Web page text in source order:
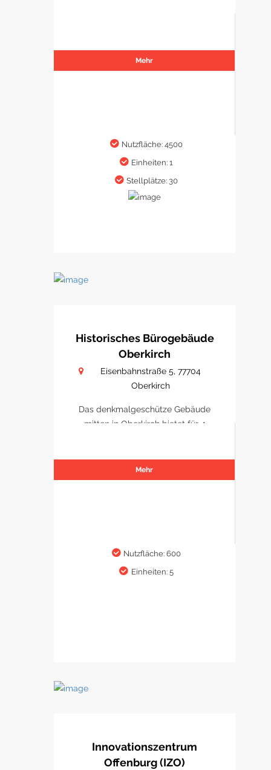
Mehr
Nutzfläche: 4500
Einheiten: 1
Stellplätze: 30
Historisches Bürogebäude
Oberkirch
Eisenbahnstraße 5, 77704
Oberkirch
Das denkmalgeschütze Gebäude
mitten in Oberkirch bietet für 4
Mehr
Nutzfläche: 600
Einheiten: 5
Innovationszentrum
Offenburg (IZO)